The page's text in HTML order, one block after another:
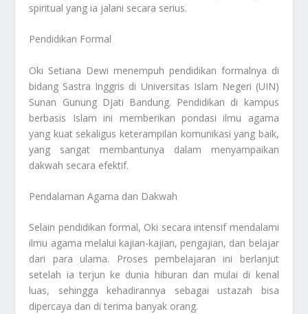
spiritual yang ia jalani secara serius.
Pendidikan Formal
Oki Setiana Dewi menempuh pendidikan formalnya di
bidang Sastra Inggris di Universitas Islam Negeri (UIN)
Sunan Gunung Djati Bandung. Pendidikan di kampus
berbasis Islam ini memberikan pondasi ilmu agama
yang kuat sekaligus keterampilan komunikasi yang baik,
yang sangat membantunya dalam menyampaikan
dakwah secara efektif.
Pendalaman Agama dan Dakwah
Selain pendidikan formal, Oki secara intensif mendalami
ilmu agama melalui kajian-kajian, pengajian, dan belajar
dari para ulama. Proses pembelajaran ini berlanjut
setelah ia terjun ke dunia hiburan dan mulai di kenal
luas, sehingga kehadirannya sebagai ustazah bisa
dipercaya dan di terima banyak orang.